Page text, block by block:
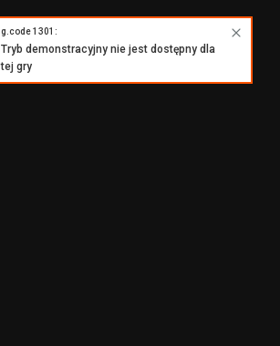
g.code 1301:
Tryb demonstracyjny nie jest dostępny dla
tej gry